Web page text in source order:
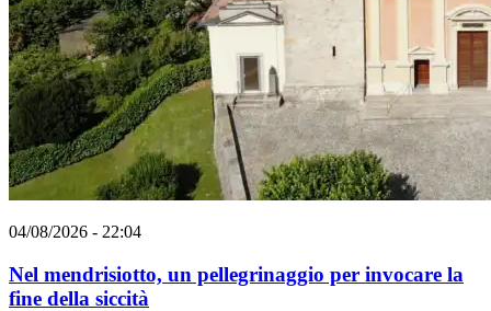
04/08/2026 - 22:04
Nel mendrisiotto, un pellegrinaggio per invocare la
fine della siccità